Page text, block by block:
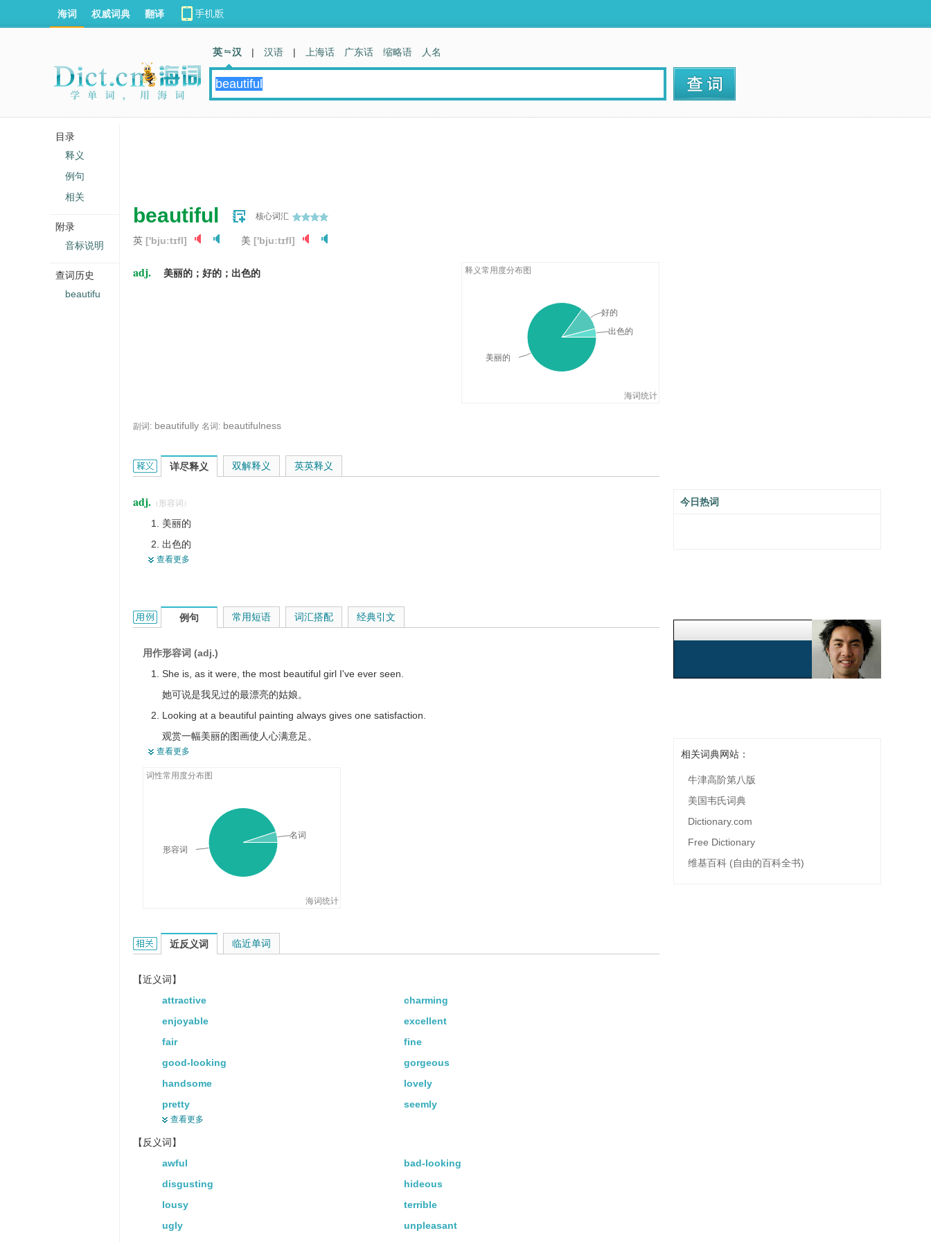
beautiful 核心词汇
英 ['bjuːtɪfl] 美 ['bjuːtɪfl]
adj. 美丽的；好的；出色的 释义常用度分布图
海词统计
美丽的
好的
出色的
副词: beautifully 名词: beautifulness
beautiful的英文翻译是什么意思，词典释义与在线翻译：
详尽释义
adj. (形容词)
美丽的
出色的
漂亮的
极好的
很好的
巧妙的
华丽的
优美的
很俏丽
绝代佳人
婀娜多姿
赏心悦目
查看更多
双解释义 英英释义
beautiful的用法和样例：
例句
用作形容词 (adj.)
She is, as it were, the most beautiful girl I've ever seen.
她可说是我见过的最漂亮的姑娘。
Looking at a beautiful painting always gives one satisfaction.
观赏一幅美丽的图画使人心满意足。
Many beautiful fish are fast disappearing because of the severe pollution.
因为污染严重，许多美丽的鱼类正在面临绝种。
这星期天气一直很好。
The next section will be devoted to the beautiful result.
在下一节中，我们将给出一个非常好的结果。
你需要认真投入你的艺术作品好让它看来出色。
查看更多
词性常用度分布图
海词统计
形容词
名词
常用短语 词汇搭配 经典引文
beautiful的相关资料：
近反义词
【近义词】
attractive
charming
enjoyable
excellent
fair
fine
good-looking
gorgeous
handsome
lovely
pretty
seemly
wonderful
查看更多
【反义词】
awful
bad-looking
disgusting
hideous
lousy
terrible
ugly
unpleasant
临近单词
今日热词
相关词典网站：
牛津高阶第八版
美国韦氏词典
Dictionary.com
Free Dictionary
维基百科 (自由的百科全书)
海词 权威词典 翻译
英 汉 | 汉语 | 上海话 广东话 缩略语 人名
目录
释义
例句
相关
附录
音标说明
查词历史
beautifu